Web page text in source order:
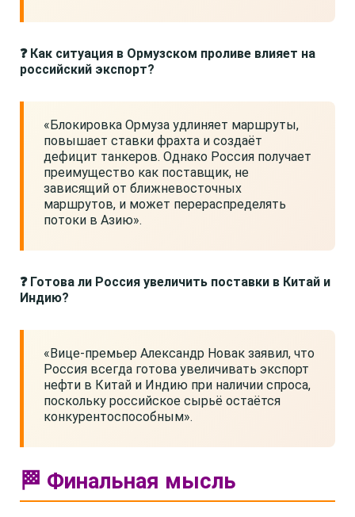
❓ Как ситуация в Ормузском проливе влияет на
российский экспорт?
«Блокировка Ормуза удлиняет маршруты,
повышает ставки фрахта и создаёт
дефицит танкеров. Однако Россия получает
преимущество как поставщик, не
зависящий от ближневосточных
маршрутов, и может перераспределять
потоки в Азию».
❓ Готова ли Россия увеличить поставки в Китай и
Индию?
«Вице-премьер Александр Новак заявил, что
Россия всегда готова увеличивать экспорт
нефти в Китай и Индию при наличии спроса,
поскольку российское сырьё остаётся
конкурентоспособным».
🏁 Финальная мысль